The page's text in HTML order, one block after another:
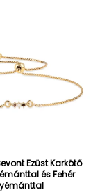
Ezüst Karkötő
és Fehér